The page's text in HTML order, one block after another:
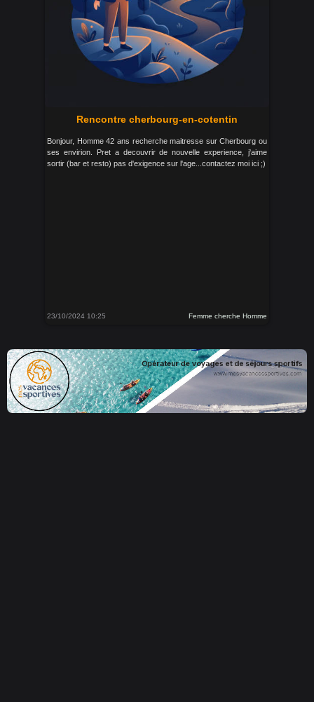
Rencontre cherbourg-en-cotentin
Bonjour, Homme 42 ans recherche maitresse sur Cherbourg ou
ses envirion. Pret a decouvrir de nouvelle experience, j'aime
sortir (bar et resto) pas d'exigence sur l'age...contactez moi ici ;)
23/10/2024 10:25 Femme cherche Homme